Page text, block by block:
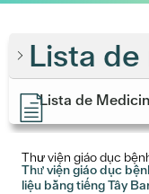
Lista
Lista de
Thư viện giáo dục
Thư viện giáo dục
liệu bằng tiếng Tây